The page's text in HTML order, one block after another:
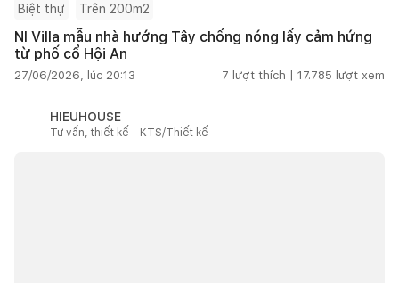
Biệt thự Trên 200m2
NI Villa mẫu nhà hướng Tây chống nóng lấy cảm hứng
từ phố cổ Hội An
27/06/2026, lúc 20:13 7 lượt thích | 17.785 lượt xem
HIEUHOUSE
Tư vấn, thiết kế - KTS/Thiết kế